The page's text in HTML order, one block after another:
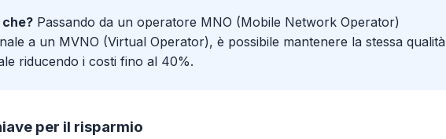
Passando da un operatore MNO (Mobile Network Operator)
a un MVNO (Virtual Operator), è possibile mantenere la stessa qualità
riducendo i costi fino al 40%.
per il risparmio